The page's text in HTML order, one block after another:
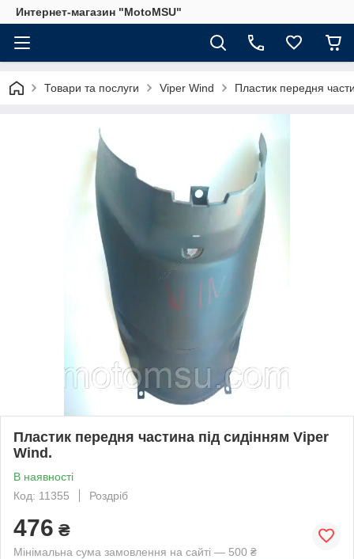
Интернет-магазин "MotoMSU"
Товари та послуги Viper Wind Пластик передня
Пластик передня частина під сидінням Viper
Wind.
В наявності
Код: 11355
Роздріб
476 ₴
Мінімальна сума замовлення на сайті — 500 ₴